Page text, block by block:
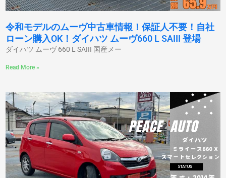
令和モデルのムーヴ中古車情報！保証人不要！自社
ローン購入OK！ダイハツ ムーヴ660 L SAIII 登場
ダイハツ ムーヴ 660 L SAIII 国産メー
Read More »